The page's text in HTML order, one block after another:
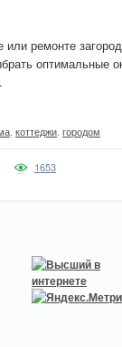
ремонте
оптимальные
коттеджи городом
1653